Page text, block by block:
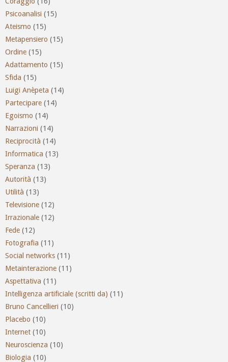
Psicoanalisi (15)
Ateismo (15)
Metapensiero (15)
Ordine (15)
Adattamento (15)
Sfida (15)
Luigi Anèpeta (14)
Partecipare (14)
Egoismo (14)
Narrazioni (14)
Reciprocità (14)
Informatica (13)
Speranza (13)
Autorità (13)
Utilità (13)
Televisione (12)
Irrazionale (12)
Fede (12)
Fotografia (11)
Social networks (11)
Metainterazione (11)
Aspettativa (11)
Intelligenza artificiale (scritti da) (11)
Bruno Cancellieri (10)
Placebo (10)
Internet (10)
Neuroscienza (10)
Biologia (10)